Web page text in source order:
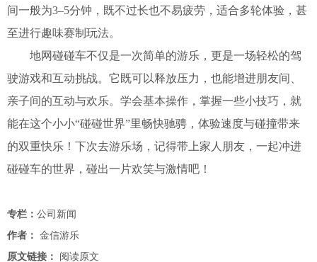
间一般为3–5分钟，既不过长也不易疲劳，适合多轮体验，甚
至进行趣味赛制玩法。
地网碰碰车不仅是一次简单的游乐，更是一场轻松的驾
驶游戏和互动挑战。它既可以释放压力，也能增进朋友间、
亲子间的互动与欢乐。学会基本操作，掌握一些小技巧，就
能在这个小小“碰碰世界”里畅快驰骋，体验速度与碰撞带来
的双重快乐！ 下次去游乐场，记得带上家人朋友，一起冲进
碰碰车的世界，碰出一片欢笑与激情吧！
专栏： 公司新闻
作者： 金信游乐
原文链接：
阅读原文